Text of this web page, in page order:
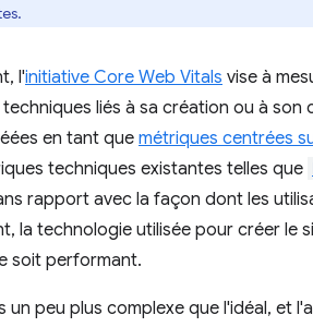
l'initiative Core Web Vitals vise à
liés à sa création ou à
en tant quemétriques centrées
techniques existantes telles que
rapport avec la façon dont les
la technologie utilisée pour créer le
soit performant.
un peu plus complexe que l'idéal, et